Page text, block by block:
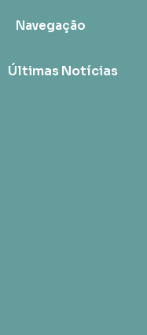
Navegação
Últimas Notícias